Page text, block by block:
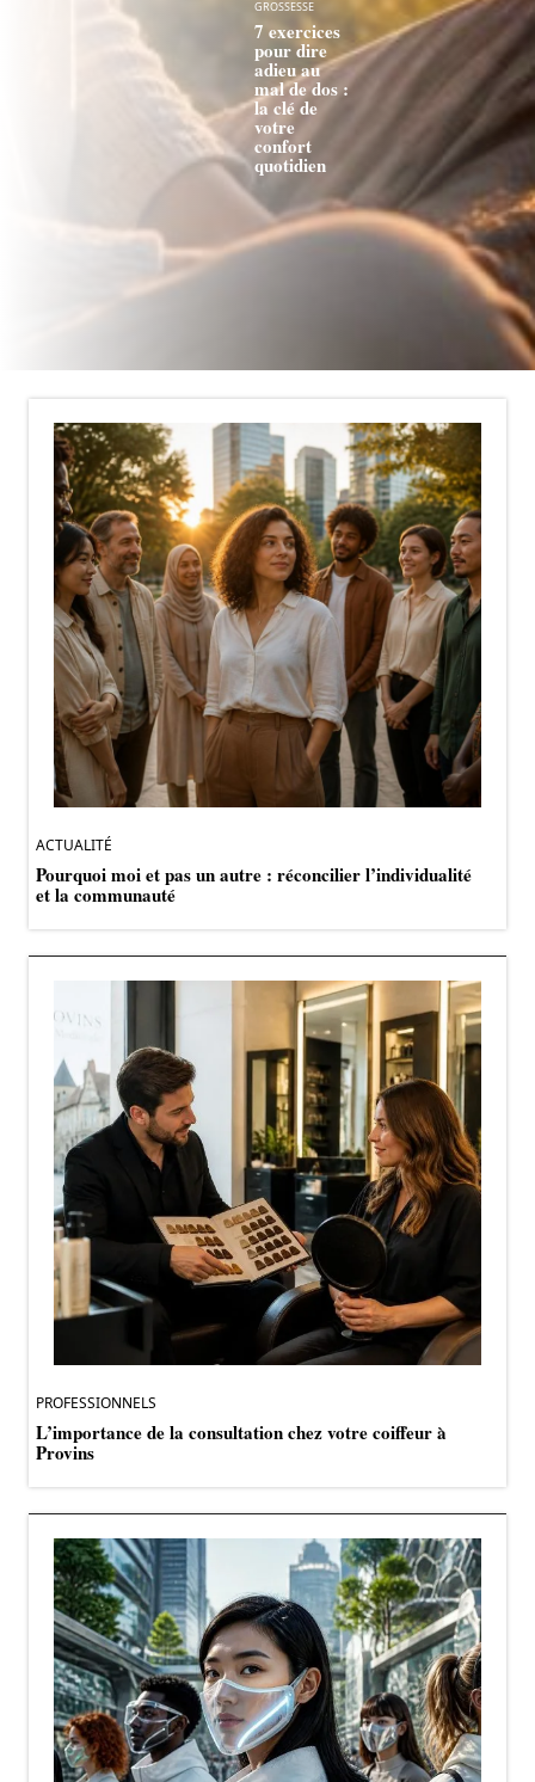
GROSSESSE
7 exercices
pour dire
adieu au
mal de dos :
la clé de
votre
confort
quotidien
ACTUALITÉ
Pourquoi moi et pas un autre : réconcilier l’individualité
et la communauté
PROFESSIONNELS
L’importance de la consultation chez votre coiffeur à
Provins